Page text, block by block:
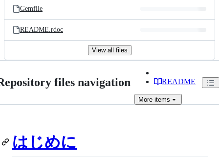
Gemfile
README.rdoc
View all files
files navigation README
More items
はじめに